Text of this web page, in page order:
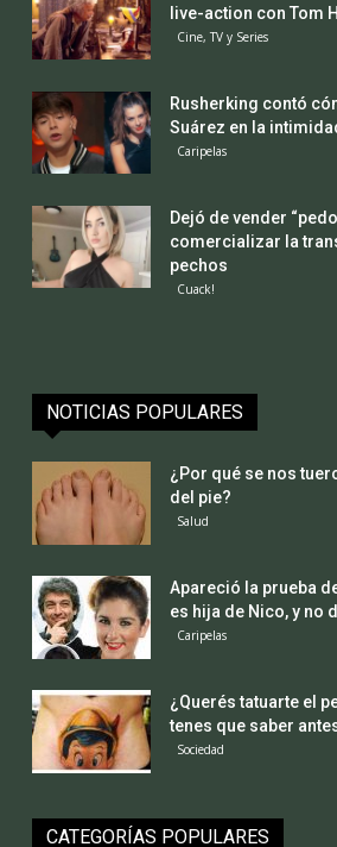
live-action con Tom
Cine, TV y Series
Rusherking contó
Suárez en la
Caripelas
Dejó de vender
comercializar la
pechos
Cuack!
NOTICIAS POPULARES
¿Por qué se nos
del pie?
Salud
Apareció la prueba
es hija de Nico, y no
Caripelas
¿Querés tatuarte el
tenes que saber
Sociedad
CATEGORÍAS POPULARES